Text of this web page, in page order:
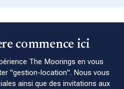
commence ici
The Moorings en vous
"gestion-location". Nous vous
ainsi que des invitations aux